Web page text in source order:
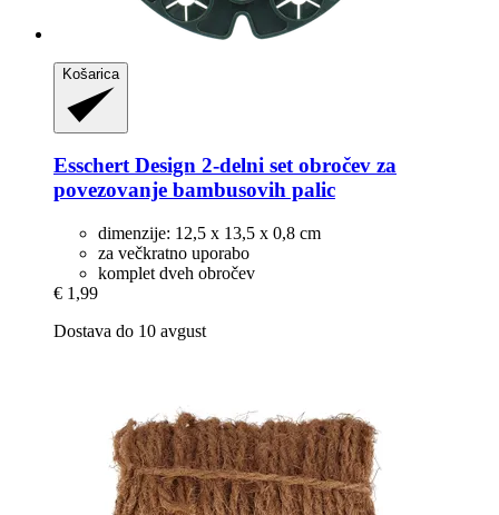
Košarica
Esschert Design 2-​delni set obročev za
povezovanje bambusovih palic
dimenzije: 12,5 x 13,5 x 0,8 cm
za večkratno uporabo
komplet dveh obročev
€ 1,99
Dostava do 10 avgust